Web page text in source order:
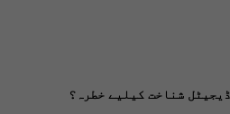
شناخت کیلیے خطرہ؟